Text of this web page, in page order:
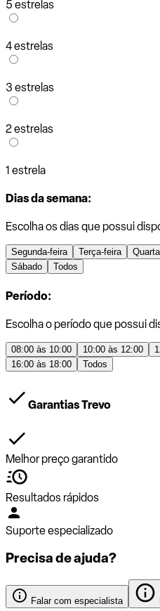
5 estrelas
4 estrelas
3 estrelas
2 estrelas
1 estrela
Dias da semana:
Escolha os dias que possui
Segunda-feira Terça-feira
Sábado
Todos
Período:
Escolha o período que possui
08:00 às 10:00 10:00 às 12:00
16:00 às 18:00
Todos
Garantias Trevo
Melhor preço garantido
Resultados rápidos
Suporte especializado
Precisa de ajuda?
Falar com especialista